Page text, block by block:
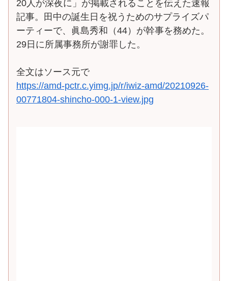
20人が深夜に」が掲載されることを伝えた速報
記事。田中の誕生日を祝うためのサプライズパ
ーティーで、眞島秀和（44）が幹事を務めた。
29日に所属事務所が謝罪した。
全文はソース元で
https://amd-pctr.c.yimg.jp/r/iwiz-amd/20210926-
00771804-shincho-000-1-view.jpg